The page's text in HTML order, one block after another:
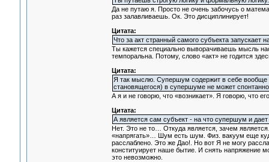
Да не путаю я. Просто не очень забочусь о
раз залавливаешь. Ок. Это дисциплинирует!
Цитата:
Что за акт странный самого субъекта запускает
Ты кажется специально выворачиваешь мысль
темпоральна. Потому, слово «акт» не годится
Цитата:
Я так мыслю. Супершум содержит в себе вообще
становящегося) в супершуме не может спонтанно
А я и не говорю, что «возникает». Я говорю, что
Цитата:
А является сам субъект - на что супершум и
Нет. Это не то… Откуда является, зачем
«напрягать»… Шум есть шум. Физ. вакуум еще
расслаблено. Это же Дао!. Но вот Я не могу
конституирует наше бытие. И снять напряжение
это невозможно.